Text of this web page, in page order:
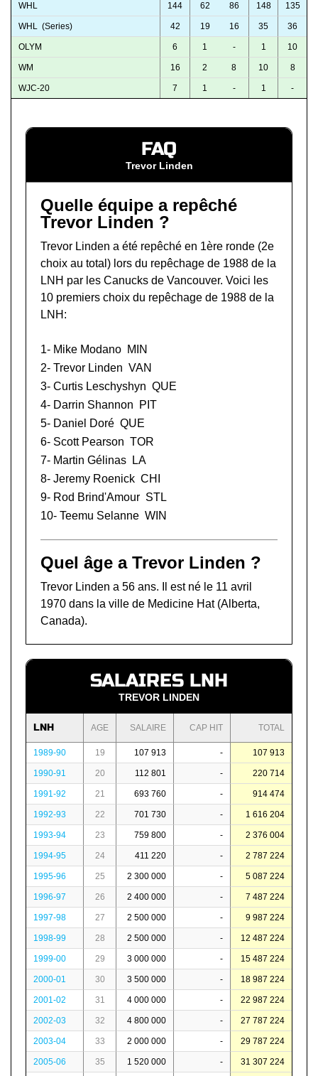
WHL 144 62 86 148 135
WHL (Series) 42 19 16 35 36
OLYM 6 1 - 1 10
WM 16 2 8 10 8
WJC-20 7 1 - 1 -
FAQ
Trevor Linden
Quelle équipe a repêché
Trevor Linden ?
Trevor Linden a été repêché en 1ère ronde (2e
choix au total) lors du repêchage de 1988 de la
LNH par les Canucks de Vancouver. Voici les
10 premiers choix du repêchage de 1988 de la
LNH:
1- Mike Modano MIN
2- Trevor Linden VAN
3- Curtis Leschyshyn QUE
4- Darrin Shannon
PIT
5- Daniel Doré QUE
6- Scott Pearson TOR
7- Martin Gélinas
LA
8- Jeremy Roenick CHI
9- Rod Brind'Amour STL
10- Teemu Selanne WIN
Quel âge a Trevor Linden ?
Trevor Linden a 56 ans. Il est né le 11 avril
1970 dans la ville de Medicine Hat (Alberta,
Canada).
SALAIRES LNH
TREVOR LINDEN
LNH AGE SALAIRE CAP HIT TOTAL
1989-90 19 107 913 - 107 913
1990-91 20 112 801 - 220 714
1991-92 21 693 760 - 914 474
1992-93 22 701 730 - 1 616 204
1993-94 23 759 800 - 2 376 004
1994-95 24 411 220 - 2 787 224
1995-96 25 2 300 000 - 5 087 224
1996-97 26 2 400 000 - 7 487 224
1997-98 27 2 500 000 - 9 987 224
1998-99 28 2 500 000 - 12 487 224
1999-00 29 3 000 000 - 15 487 224
2000-01 30 3 500 000 - 18 987 224
2001-02 31 4 000 000 - 22 987 224
2002-03 32 4 800 000 - 27 787 224
2003-04 33 2 000 000 - 29 787 224
2005-06 35 1 520 000 - 31 307 224